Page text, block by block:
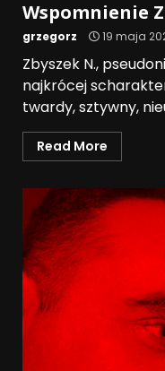
Wspomnienie
grzegorz 19 maja
Zbyszek N.,
najkrócej
twardy, sztywny,
Read More